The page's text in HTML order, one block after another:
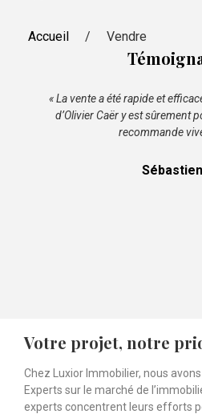
Accueil / Vendre
« La vente a été rapide et
d’Olivier Caër y est sûrement
recommande
Votre projet, notre
Chez Luxior Immobilier, nous
Experts sur le marché de
experts concentrent leurs efforts